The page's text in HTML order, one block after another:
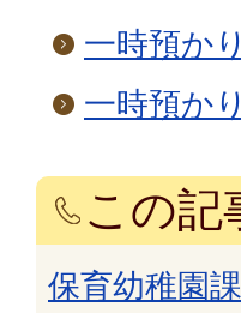
一時預か
一時預か
この記
保育幼稚園課